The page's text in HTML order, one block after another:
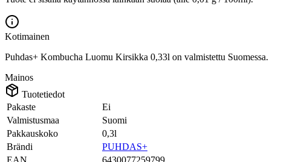
Kotimainen
Puhdas+ Kombucha Luomu Kirsikka 0,33l on valmistettu Suomessa.
Mainos
Tuotetiedot
Pakaste
Ei
Valmistusmaa
Suomi
Pakkauskoko
0,3l
Brändi
PUHDAS+